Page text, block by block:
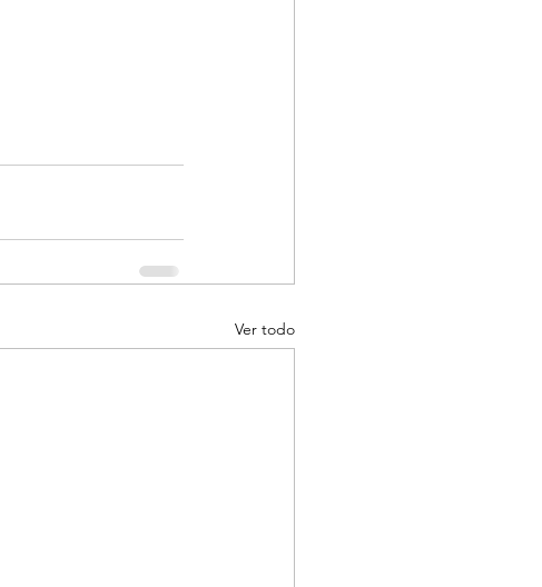
Ver todo